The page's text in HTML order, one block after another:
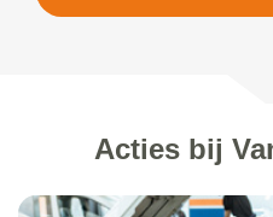
Acties bij